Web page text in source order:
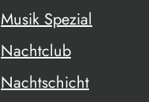
Musik Spezial
Nachtclub
Nachtschicht